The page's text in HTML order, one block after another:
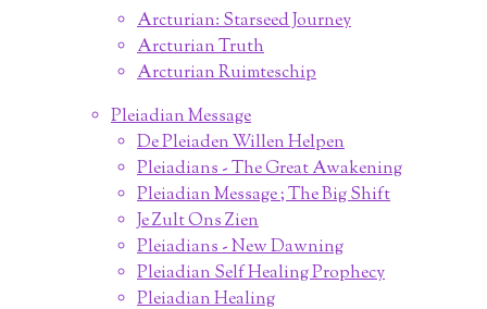
Arcturian: Starseed Journey
Arcturian Truth
Arcturian Ruimteschip
Pleiadian Message
De Pleiaden Willen Helpen
Pleiadians - The Great Awakening
Pleiadian Message ; The Big Shift
Je Zult Ons Zien
Pleiadians - New Dawning
Pleiadian Self Healing Prophecy
Pleiadian Healing